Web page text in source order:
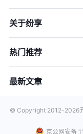
关于纷享
热门推荐
最新文章
© Copyright 2012-2026
京公网安备